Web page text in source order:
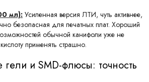
мл): Усиленная версия ЛТИ, чуть активнее,
безопасная для печатных плат. Хороший
обычной канифоли уже не
применять страшно.
и SMD-флюсы: точность